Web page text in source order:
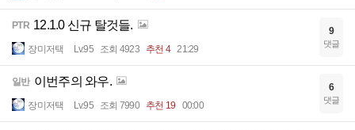
PTR 12.1.0 신규 탈것들.
장미저택 Lv.95 조회 4923 추천 4 21:29
9
댓글
일반 이번주의 와우.
장미저택 Lv.95 조회 7990 추천 19 00:00
6
댓글